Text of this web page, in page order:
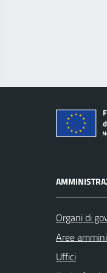
Organi di
Aree
Uffici